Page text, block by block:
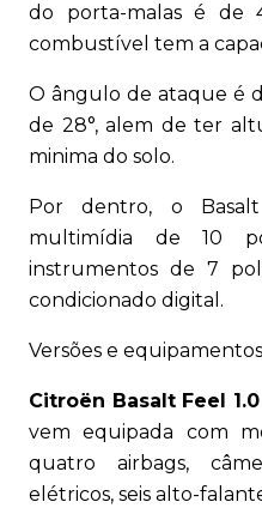
do porta-malas é de
combustível tem a
O ângulo de ataque é
de 28°, alem de ter
minima do solo.
Por dentro, o
multimídia de 10
instrumentos de 7
condicionado digital.
Versões e equipamentos
Citroën Basalt Feel
vem equipada com
quatro airbags,
elétricos, seis alto-